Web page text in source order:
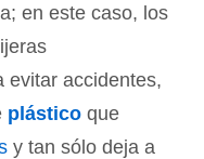
en este caso, los
evitar accidentes,
plástico que
y tan sólo deja a